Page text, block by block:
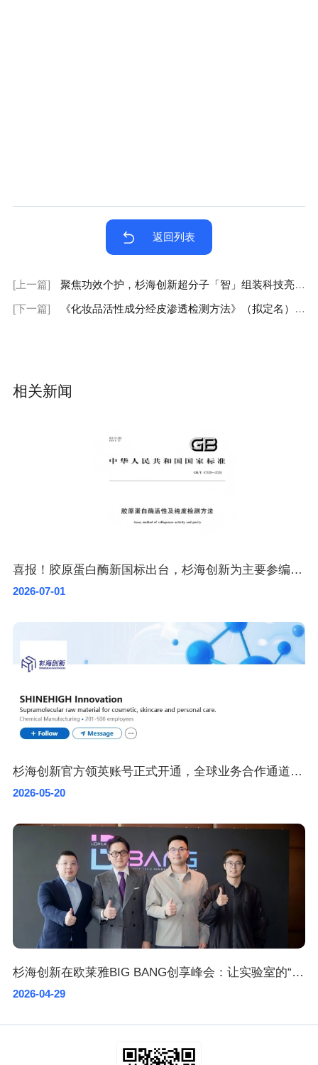
返回列表
[上一篇]
聚焦功效个护，杉海创新超分子「智」组装科技亮相上海CBE美博会
[下一篇]
《化妆品活性成分经皮渗透检测方法》（拟定名）团体标准启动会暨研讨会顺利召开
相关新闻
喜报！胶原蛋白酶新国标出台，杉海创新为主要参编单位
2026-07-01
杉海创新官方领英账号正式开通，全球业务合作通道加速开启
2026-05-20
杉海创新在欧莱雅BIG BANG创享峰会：让实验室的“不可能”成为全球消费者的卓越产品
2026-04-29